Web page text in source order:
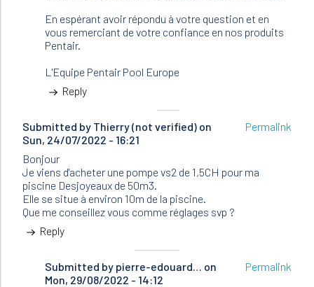
En espérant avoir répondu à votre question et en
vous remerciant de votre confiance en nos produits
Pentair.
L'Equipe Pentair Pool Europe
Reply
Submitted by Thierry (not verified) on
Sun, 24/07/2022 - 16:21
Permalink
Bonjour
Je viens d'acheter une pompe vs2 de 1,5CH pour ma
piscine Desjoyeaux de 50m3.
Elle se situe à environ 10m de la piscine.
Que me conseillez vous comme réglages svp ?
Reply
Submitted by pierre-edouard… on
Mon, 29/08/2022 - 14:12
In
reply
Permalink